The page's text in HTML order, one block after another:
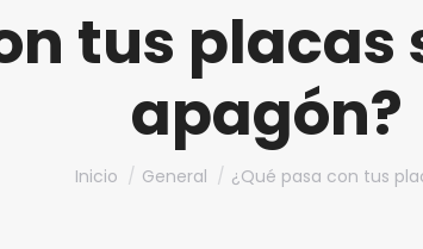
tus placas
apagón?
Estás aquí:
Inicio General ¿Qué pasa con tus